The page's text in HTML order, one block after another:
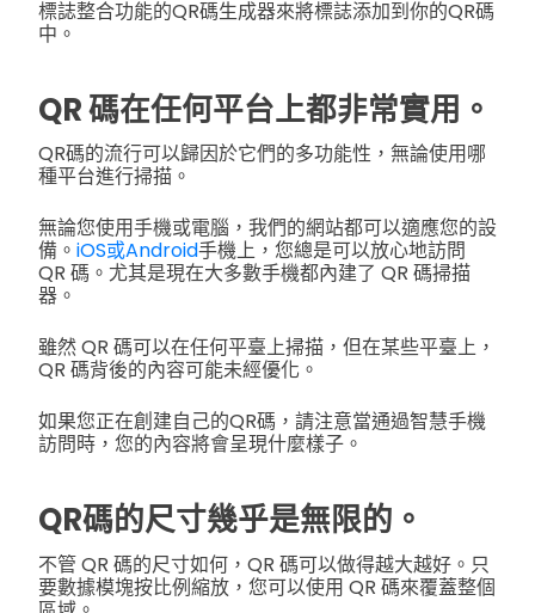
標誌整合功能的QR碼生成器來將標誌添加到你的QR碼
中。
QR 碼在任何平台上都非常實用。
QR碼的流行可以歸因於它們的多功能性，無論使用哪
種平台進行掃描。
無論您使用手機或電腦，我們的網站都可以適應您的設
備。 iOS或Android手機上，您總是可以放心地訪問
QR 碼。尤其是現在大多數手機都內建了 QR 碼掃描
器。
雖然 QR 碼可以在任何平臺上掃描，但在某些平臺上，
QR 碼背後的內容可能未經優化。
如果您正在創建自己的QR碼，請注意當通過智慧手機
訪問時，您的內容將會呈現什麼樣子。
QR碼的尺寸幾乎是無限的。
不管 QR 碼的尺寸如何，QR 碼可以做得越大越好。只
要數據模塊按比例縮放，您可以使用 QR 碼來覆蓋整個